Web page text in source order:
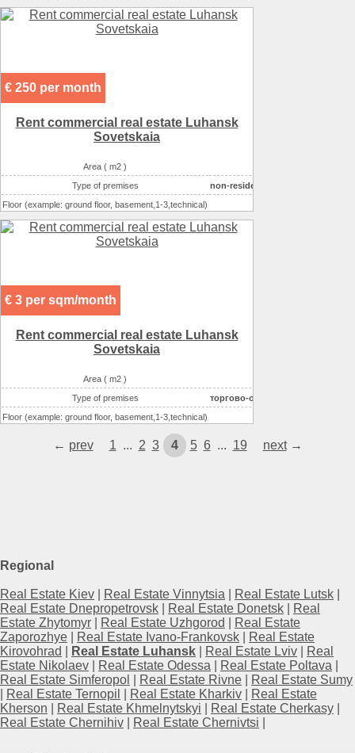
Number of floors
Condition
Possible options for using the space :
€ 250 per month
Rent commercial real estate Luhansk
Sovetskaia
Area ( m2 )
Type of premises
non-residential houseе
Floor (example: ground floor, basement,1-3,technical)
Number of floors
Condition
Possible options for using the space :
€ 3 per sqm/month
Rent commercial real estate Luhansk
Sovetskaia
Area ( m2 )
Type of premises
торгово-офисный центр
Floor (example: ground floor, basement,1-3,technical)
← prev 1 ... 2 3 4 5 6 ... 19 next→
Regional
Real Estate Kiev Real Estate Vinnytsia Real Estate Lutsk
Real Estate Dnepropetrovsk
Real Estate Donetsk
Real
Estate Zhytomyr
Real Estate Uzhgorod
Real Estate
Zaporozhye
Real Estate Ivano-Frankovsk
Real Estate
Kirovohrad
Real Estate Luhansk Real Estate Lviv
Real
Estate Nikolaev
Real Estate Odessa Real Estate Poltava
Real Estate Simferopol
Real Estate Rivne
Real Estate Sumy
Real Estate Ternopil Real Estate Kharkiv
Real Estate
Kherson
Real Estate Khmelnytskyi Real Estate Cherkasy
Real Estate Chernihiv
Real Estate Chernivtsi